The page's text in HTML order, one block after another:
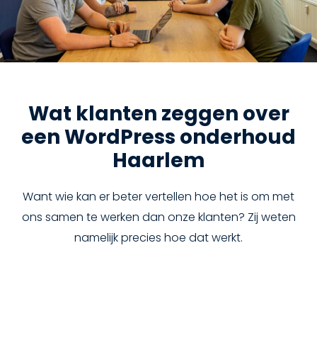
Wat klanten zeggen over
een WordPress onderhoud
Haarlem
Want wie kan er beter vertellen hoe het is om met
ons samen te werken dan onze klanten? Zij weten
namelijk precies hoe dat werkt.